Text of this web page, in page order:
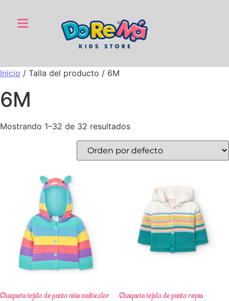
Inicio / Talla del producto / 6M
6M
Mostrando 1–32 de 32 resultados
Chaqueta tejido de punto niña multicolor Chaqueta tejido de punto rayas